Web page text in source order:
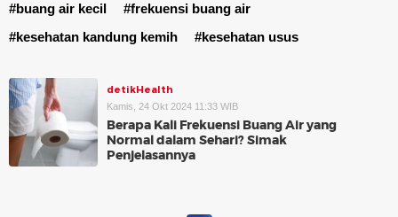
#buang air kecil
#frekuensi buang air
#kesehatan kandung kemih
#kesehatan usus
detikHealth
Kamis, 24 Okt 2024 11:33 WIB
Berapa Kali Frekuensi Buang Air yang
Normal dalam Sehari? Simak
Penjelasannya